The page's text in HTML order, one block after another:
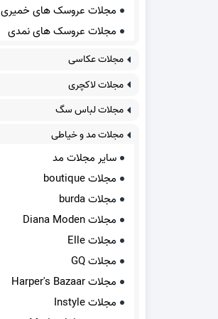
مجلات عروسک های خمیری
مجلات عروسک های نمدی
مجلات عکاسی
مجلات لاکچری
مجلات لباس سگ
مجلات مد و خیاطی
سایر مجلات مد
مجلات boutique
مجلات burda
مجلات Diana Moden
مجلات Elle
مجلات GQ
مجلات Harper's Bazaar
مجلات Instyle